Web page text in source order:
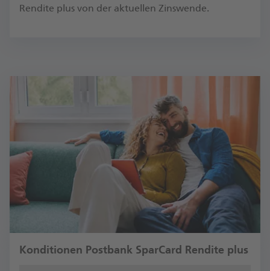
Rendite plus von der aktuellen Zinswende.
Konditionen Postbank SparCard Rendite plus